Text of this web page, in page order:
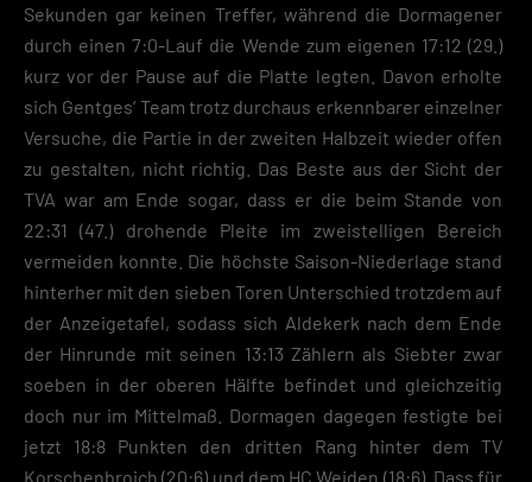
Sekunden gar keinen Treffer, während die Dormagener
durch einen 7:0-Lauf die Wende zum eigenen 17:12 (29.)
kurz vor der Pause auf die Platte legten. Davon erholte
sich Gentges‘ Team trotz durchaus erkennbarer einzelner
Versuche, die Partie in der zweiten Halbzeit wieder offen
zu gestalten, nicht richtig. Das Beste aus der Sicht der
TVA war am Ende sogar, dass er die beim Stande von
22:31 (47.) drohende Pleite im zweistelligen Bereich
vermeiden konnte. Die höchste Saison-Niederlage stand
hinterher mit den sieben Toren Unterschied trotzdem auf
der Anzeigetafel, sodass sich Aldekerk nach dem Ende
der Hinrunde mit seinen 13:13 Zählern als Siebter zwar
soeben in der oberen Hälfte befindet und gleichzeitig
doch nur im Mittelmaß. Dormagen dagegen festigte bei
jetzt 18:8 Punkten den dritten Rang hinter dem TV
Korschenbroich (20:6) und dem HC Weiden (18:6). Dass für